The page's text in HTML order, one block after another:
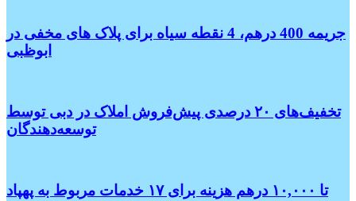
جریمه 400 درهم، 4 نقطه سیاه برای پلاک های مخفی در
ابوظبی
تخفیف‌های ۲۰ درصدی پیش‌فروش املاک در دبی توسط
توسعه‌دهندگان
تا ۱۰,۰۰۰ درهم هزینه برای ۱۷ خدمات مربوط به پهپاد